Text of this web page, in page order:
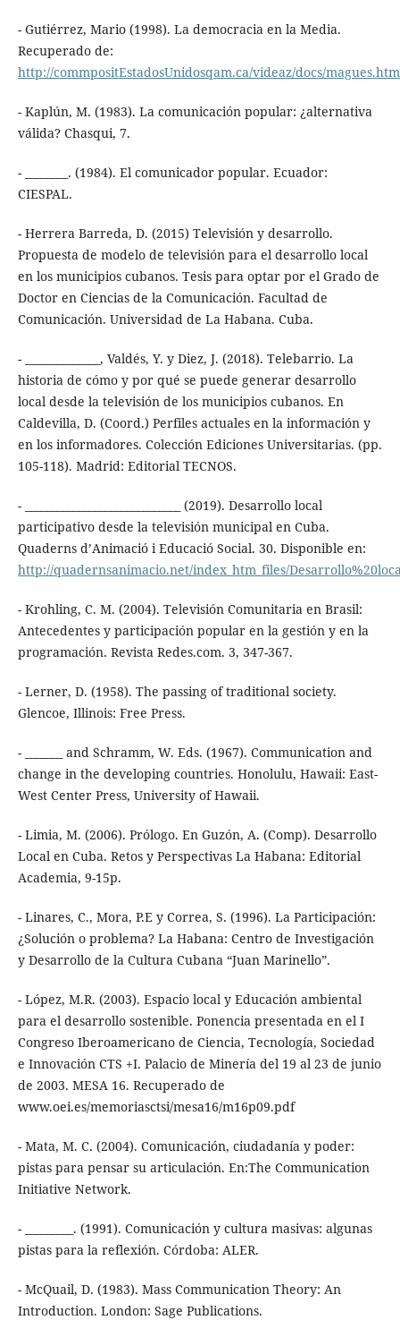
- Gutiérrez, Mario (1998). La democracia en la Media.
Recuperado de:
http://commpositEstadosUnidosqam.ca/videaz/docs/
- Kaplún, M. (1983). La comunicación popular: ¿alternativa
válida? Chasqui, 7.
- ________. (1984). El comunicador popular. Ecuador:
CIESPAL.
- Herrera Barreda, D. (2015) Televisión y desarrollo.
Propuesta de modelo de televisión para el desarrollo local
en los municipios cubanos. Tesis para optar por el Grado de
Doctor en Ciencias de la Comunicación. Facultad de
Comunicación. Universidad de La Habana. Cuba.
- ______________, Valdés, Y. y Diez, J. (2018). Telebarrio. La
historia de cómo y por qué se puede generar desarrollo
local desde la televisión de los municipios cubanos. En
Caldevilla, D. (Coord.) Perfiles actuales en la información y
en los informadores. Colección Ediciones Universitarias. (pp.
105-118). Madrid: Editorial TECNOS.
- _____________________________ (2019). Desarrollo local
participativo desde la televisión municipal en Cuba.
Quaderns d’Animació i Educació Social. 30. Disponible en:
http://quadernsanimacio.net/index_htm_files/
- Krohling, C. M. (2004). Televisión Comunitaria en Brasil:
Antecedentes y participación popular en la gestión y en la
programación. Revista Redes.com. 3, 347-367.
- Lerner, D. (1958). The passing of traditional society.
Glencoe, Illinois: Free Press.
- _______ and Schramm, W. Eds. (1967). Communication and
change in the developing countries. Honolulu, Hawaii: East-
West Center Press, University of Hawaii.
- Limia, M. (2006). Prólogo. En Guzón, A. (Comp). Desarrollo
Local en Cuba. Retos y Perspectivas La Habana: Editorial
Academia, 9-15p.
- Linares, C., Mora, P.E y Correa, S. (1996). La Participación:
¿Solución o problema? La Habana: Centro de Investigación
y Desarrollo de la Cultura Cubana “Juan Marinello”.
- López, M.R. (2003). Espacio local y Educación ambiental
para el desarrollo sostenible. Ponencia presentada en el I
Congreso Iberoamericano de Ciencia, Tecnología, Sociedad
e Innovación CTS +I. Palacio de Minería del 19 al 23 de junio
de 2003. MESA 16. Recuperado de
www.oei.es/memoriasctsi/mesa16/m16p09.pdf
- Mata, M. C. (2004). Comunicación, ciudadanía y poder:
pistas para pensar su articulación. En:The Communication
Initiative Network.
- _________. (1991). Comunicación y cultura masivas: algunas
pistas para la reflexión. Córdoba: ALER.
- McQuail, D. (1983). Mass Communication Theory: An
Introduction. London: Sage Publications.